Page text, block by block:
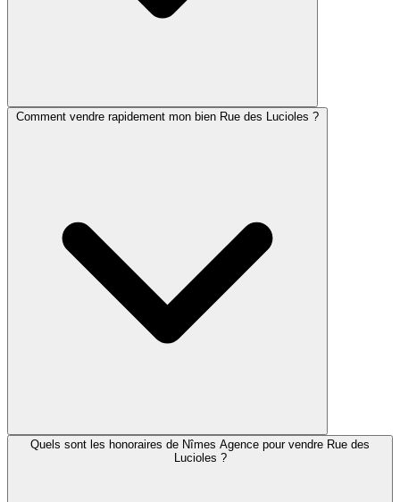
Comment vendre rapidement mon bien Rue des Lucioles ?
Quels sont les honoraires de Nîmes Agence pour vendre Rue des
Lucioles ?